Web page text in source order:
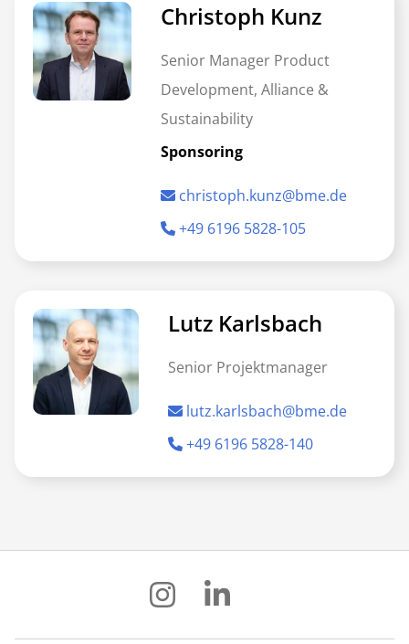
Christoph Kunz
Senior Manager Product
Development, Alliance &
Sustainability
Sponsoring
christoph.kunz@bme.de
+49 6196 5828-105
Lutz Karlsbach
Senior Projektmanager
lutz.karlsbach@bme.de
+49 6196 5828-140